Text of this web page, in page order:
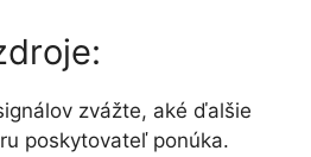
zvážte, aké ďalšie
poskytovateľ ponúka.